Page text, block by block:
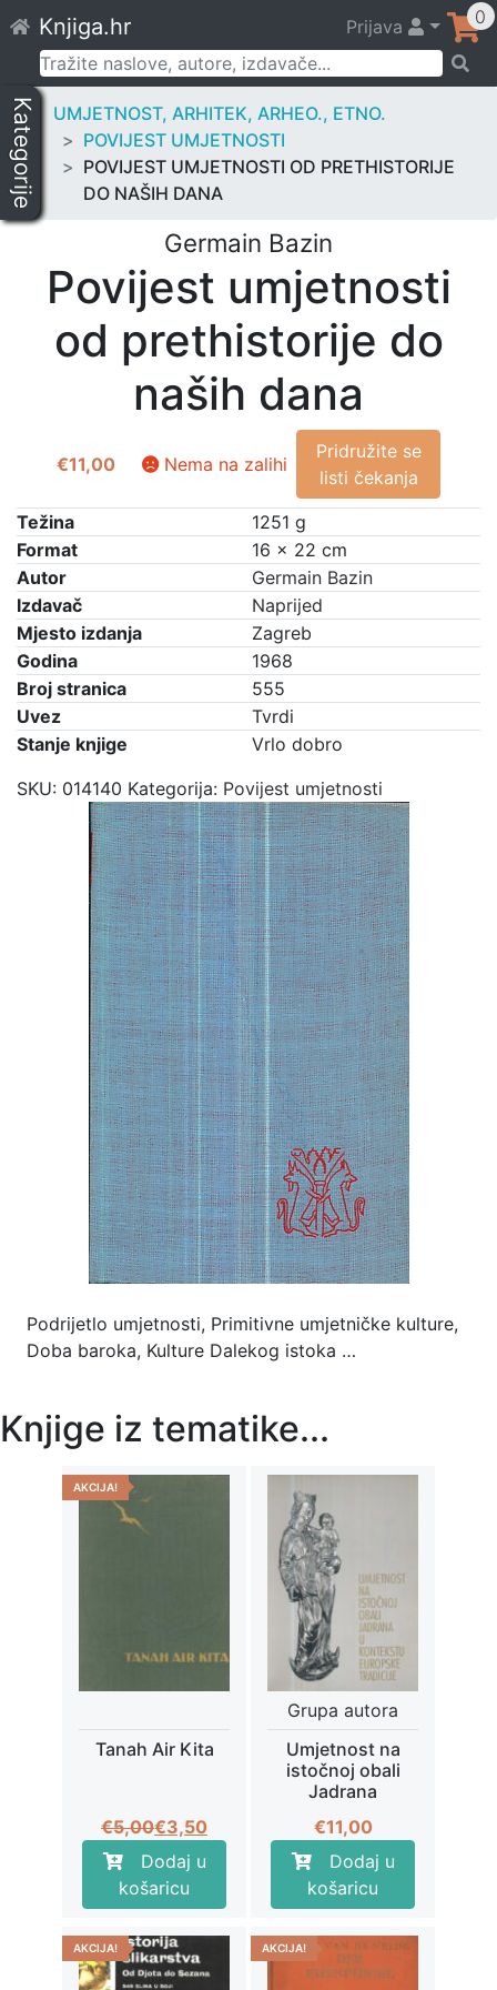
to
content
Knjiga.hr Prijava 0
Pretraži:
Kategorije
UMJETNOST, ARHITEK, ARHEO., ETNO.
POVIJEST UMJETNOSTI
POVIJEST UMJETNOSTI OD PRETHISTORIJE
DO NAŠIH DANA
Germain Bazin
Povijest umjetnosti
od prethistorije do
naših dana
€11,00 Nema na zalihi
Pridružite se
listi čekanja
Težina
1251 g
Format
16 × 22 cm
Autor
Germain Bazin
Izdavač
Naprijed
Mjesto izdanja
Zagreb
Godina
1968
Broj stranica
555
Uvez
Tvrdi
Stanje knjige
Vrlo dobro
SKU: 014140 Kategorija: Povijest umjetnosti
Podrijetlo umjetnosti, Primitivne umjetničke kulture,
Doba baroka, Kulture Dalekog istoka …
Knjige iz tematike...
AKCIJA!
Tanah Air Kita
€5,00Izvorna
cijena
bila
je:
€5,00.
€3,50
Trenutna
cijena
je:
€3,50.
Dodaj u
košaricu
Grupa autora
Umjetnost na
istočnoj obali
Jadrana
€11,00
Dodaj u
košaricu
AKCIJA! AKCIJA!